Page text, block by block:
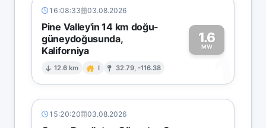
16:08:33 03.08.2026
Pine Valley'in 14 km doğu-
güneydoğusunda,
Kaliforniya
12.6 km I 32.79, -116.38
1.6
MW
1
15:20:20 03.08.2026